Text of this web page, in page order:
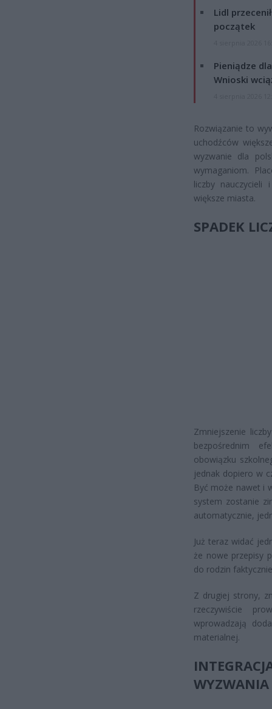
Lidl
początek
Pieniądze
Wnioski
Rozwiązanie to
uchodźców
wyzwanie dla
wymaganiom.
liczby nauczycieli
większe miasta.
SPADEK
Zmniejszenie
bezpośrednim
obowiązku
jednak dopiero w
Być może nawet i
system zostanie
automatycznie,
Już teraz widać
że nowe przepisy
do rodzin
Z drugiej strony,
rzeczywiście
wprowadzają
materialnej.
WYZWANIA